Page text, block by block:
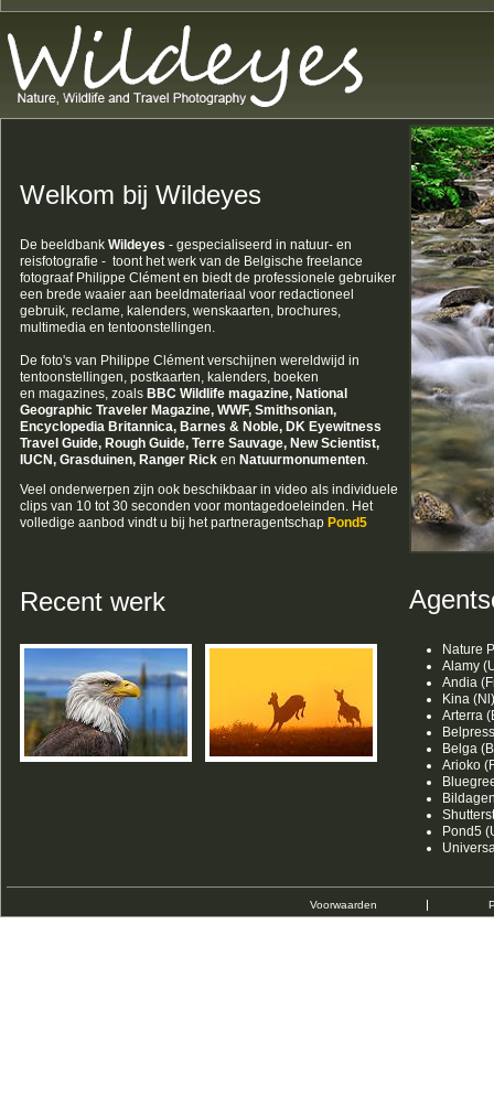
Welkom bij Wildeyes
De beeldbank Wildeyes - gespecialiseerd in natuur- en
reisfotografie - toont het werk van de Belgische freelance
fotograaf Philippe Clément en biedt de professionele gebruiker
een brede waaier aan beeldmateriaal voor redactioneel
gebruik, reclame, kalenders, wenskaarten, brochures,
multimedia en tentoonstellingen.
De foto's van Philippe Clément verschijnen wereldwijd in
tentoonstellingen, postkaarten, kalenders, boeken
en magazines, zoals BBC Wildlife magazine, National
Geographic Traveler Magazine, WWF, Smithsonian,
Encyclopedia Britannica, Barnes & Noble, DK Eyewitness
Travel Guide, Rough Guide, Terre Sauvage, New Scientist,
IUCN, Grasduinen, Ranger Rick en Natuurmonumenten.
Veel onderwerpen zijn ook beschikbaar in video als individuele
clips van 10 tot 30 seconden voor montagedoeleinden. Het
volledige aanbod vindt u bij het partneragentschap Pond5
Recent werk
Nature
Alamy
Andia
Kina (Nl)
Arterra
Belga
Arioko
Pond5
Voorwaarden